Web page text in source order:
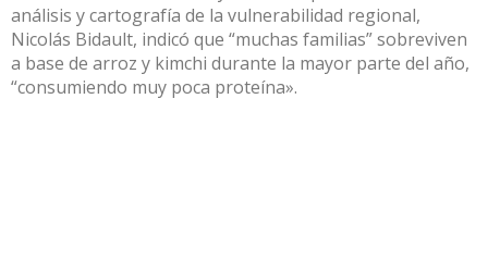
análisis y cartografía de la vulnerabilidad regional,
Nicolás Bidault, indicó que “muchas familias” sobreviven
a base de arroz y kimchi durante la mayor parte del año,
“consumiendo muy poca proteína».